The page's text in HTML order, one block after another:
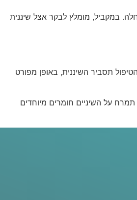
במקביל, מומלץ לבקר אצל שיננית
תסביר השיננית, באופן מפורט
על השיניים חומרים מיוחדים